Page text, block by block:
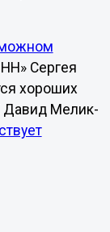
Сергея
хороших
Давид Мелик-